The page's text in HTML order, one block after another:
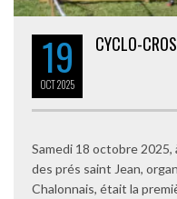
19
OCT2025
CYCLO-
Samedi 18 octobre 2025,
des prés saint Jean,
Chalonnais, était la